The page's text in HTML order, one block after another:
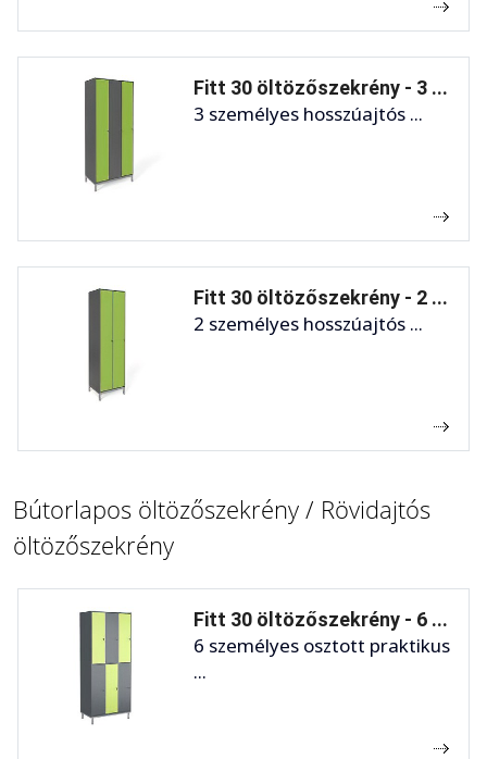
Fitt 30 öltözőszekrény - 3 ...
3 személyes hosszúajtós ...
Fitt 30 öltözőszekrény - 2 ...
2 személyes hosszúajtós ...
Bútorlapos öltözőszekrény / Rövidajtós
öltözőszekrény
Fitt 30 öltözőszekrény - 6 ...
6 személyes osztott praktikus
...